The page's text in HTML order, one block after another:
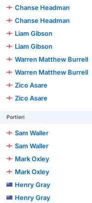
Chanse Headman
Chanse Headman
Liam Gibson
Liam Gibson
Warren Matthew Burrell
Warren Matthew Burrell
Zico Asare
Zico Asare
Portieri
Sam Waller
Sam Waller
Mark Oxley
Mark Oxley
Henry Gray
Henry Gray